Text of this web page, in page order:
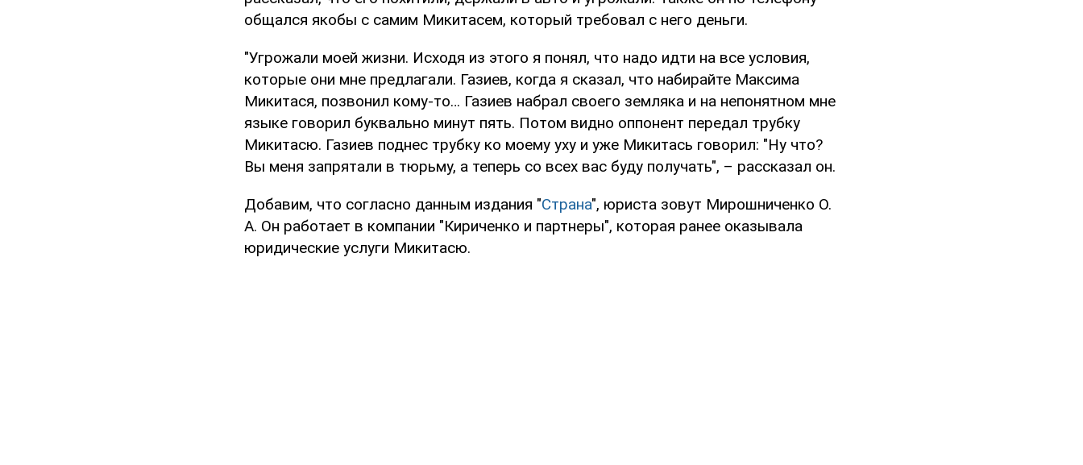
общался якобы с самим Микитасем, который требовал с него деньги.
"Угрожали моей жизни. Исходя из этого я понял, что надо идти на все условия,
которые они мне предлагали. Газиев, когда я сказал, что набирайте Максима
Микитася, позвонил кому-то… Газиев набрал своего земляка и на непонятном мне
языке говорил буквально минут пять. Потом видно оппонент передал трубку
Микитасю. Газиев поднес трубку ко моему уху и уже Микитась говорил: "Ну что?
Вы меня запрятали в тюрьму, а теперь со всех вас буду получать", – рассказал он.
Добавим, что согласно данным издания "Страна", юриста зовут Мирошниченко О.
А. Он работает в компании "Кириченко и партнеры", которая ранее оказывала
юридические услуги Микитасю.